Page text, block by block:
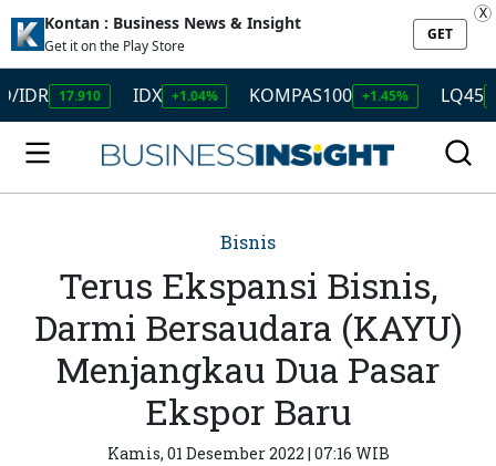
Kontan : Business News & Insight
Get it on the Play Store
GET
X
17.910 IDX +1.04% KOMPAS100 +1.45% LQ45 +1.50%
Bisnis
Terus Ekspansi Bisnis,
Darmi Bersaudara (KAYU)
Menjangkau Dua Pasar
Ekspor Baru
Kamis, 01 Desember 2022 | 07:16 WIB